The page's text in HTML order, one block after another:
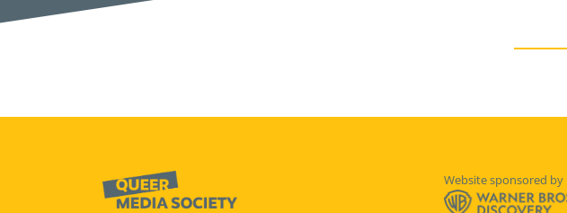
Website sponsored by